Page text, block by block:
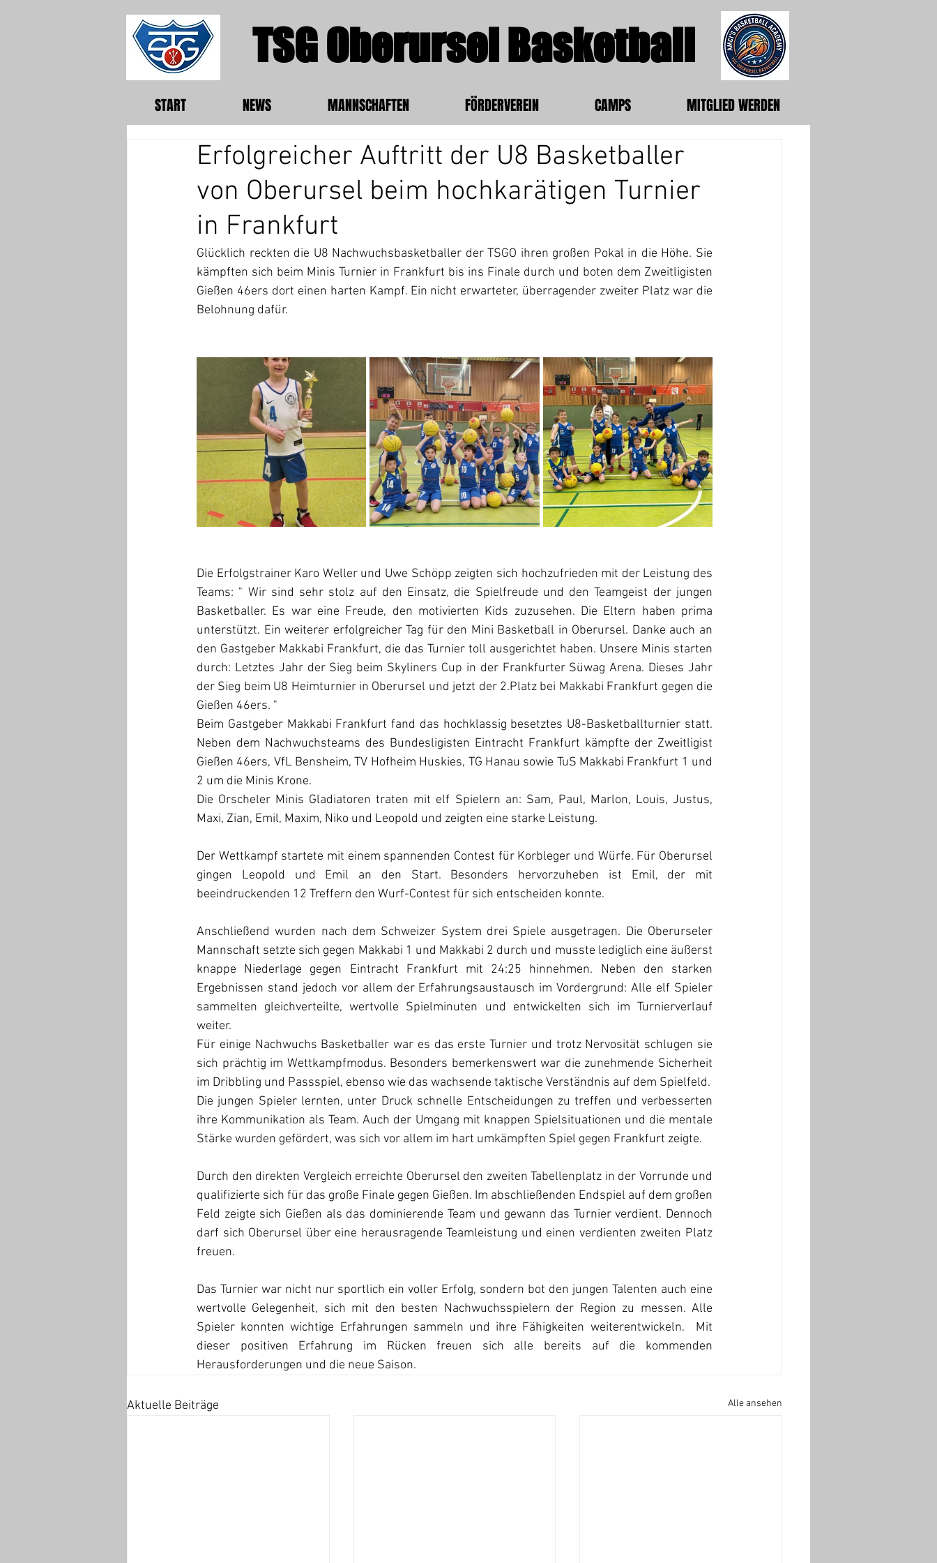
TSG Oberursel Basketball
START NEWS MANNSCHAFTEN FÖRDERVEREIN CAMPS MITGLIED WERDEN
Erfolgreicher Auftritt der U8 Basketballer
von Oberursel beim hochkarätigen Turnier
in Frankfurt
Glücklich reckten die U8 Nachwuchsbasketballer der TSGO ihren großen Pokal in die Höhe. Sie
kämpften sich beim Minis Turnier in Frankfurt bis ins Finale durch und boten dem Zweitligisten
Gießen 46ers dort einen harten Kampf. Ein nicht erwarteter, überragender zweiter Platz war die
Belohnung dafür.
Die Erfolgstrainer Karo Weller und Uwe Schöpp zeigten sich hochzufrieden mit der Leistung des
Teams: " Wir sind sehr stolz auf den Einsatz, die Spielfreude und den Teamgeist der jungen
Basketballer. Es war eine Freude, den motivierten Kids zuzusehen. Die Eltern haben prima
unterstützt. Ein weiterer erfolgreicher Tag für den Mini Basketball in Oberursel. Danke auch an
den Gastgeber Makkabi Frankfurt, die das Turnier toll ausgerichtet haben. Unsere Minis starten
durch: Letztes Jahr der Sieg beim Skyliners Cup in der Frankfurter Süwag Arena. Dieses Jahr
der Sieg beim U8 Heimturnier in Oberursel und jetzt der 2.Platz bei Makkabi Frankfurt gegen die
Gießen 46ers. "
Beim Gastgeber Makkabi Frankfurt fand das hochklassig besetztes U8-Basketballturnier statt.
Neben dem Nachwuchsteams des Bundesligisten Eintracht Frankfurt kämpfte der Zweitligist
Gießen 46ers, VfL Bensheim, TV Hofheim Huskies, TG Hanau sowie TuS Makkabi Frankfurt 1 und
2 um die Minis Krone.
Die Orscheler Minis Gladiatoren traten mit elf Spielern an: Sam, Paul, Marlon, Louis, Justus,
Maxi, Zian, Emil, Maxim, Niko und Leopold und zeigten eine starke Leistung.
Der Wettkampf startete mit einem spannenden Contest für Korbleger und Würfe. Für Oberursel
gingen Leopold und Emil an den Start. Besonders hervorzuheben ist Emil, der mit
beeindruckenden 12 Treffern den Wurf-Contest für sich entscheiden konnte.
Anschließend wurden nach dem Schweizer System drei Spiele ausgetragen. Die Oberurseler
Mannschaft setzte sich gegen Makkabi 1 und Makkabi 2 durch und musste lediglich eine äußerst
knappe Niederlage gegen Eintracht Frankfurt mit 24:25 hinnehmen. Neben den starken
Ergebnissen stand jedoch vor allem der Erfahrungsaustausch im Vordergrund: Alle elf Spieler
sammelten gleichverteilte, wertvolle Spielminuten und entwickelten sich im Turnierverlauf
weiter.
Für einige Nachwuchs Basketballer war es das erste Turnier und trotz Nervosität schlugen sie
sich prächtig im Wettkampfmodus. Besonders bemerkenswert war die zunehmende Sicherheit
im Dribbling und Passspiel, ebenso wie das wachsende taktische Verständnis auf dem Spielfeld.
Die jungen Spieler lernten, unter Druck schnelle Entscheidungen zu treffen und verbesserten
ihre Kommunikation als Team. Auch der Umgang mit knappen Spielsituationen und die mentale
Stärke wurden gefördert, was sich vor allem im hart umkämpften Spiel gegen Frankfurt zeigte.
Durch den direkten Vergleich erreichte Oberursel den zweiten Tabellenplatz in der Vorrunde und
qualifizierte sich für das große Finale gegen Gießen. Im abschließenden Endspiel auf dem großen
Feld zeigte sich Gießen als das dominierende Team und gewann das Turnier verdient. Dennoch
darf sich Oberursel über eine herausragende Teamleistung und einen verdienten zweiten Platz
freuen.
Das Turnier war nicht nur sportlich ein voller Erfolg, sondern bot den jungen Talenten auch eine
wertvolle Gelegenheit, sich mit den besten Nachwuchsspielern der Region zu messen. Alle
Spieler konnten wichtige Erfahrungen sammeln und ihre Fähigkeiten weiterentwickeln.  Mit
dieser positiven Erfahrung im Rücken freuen sich alle bereits auf die kommenden
Herausforderungen und die neue Saison.
Aktuelle Beiträge Alle ansehen